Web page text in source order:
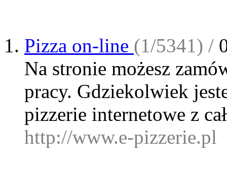
Pizza on-line (1/5341) /
Na stronie możesz
pracy. Gdziekolwiek
pizzerie internetowe z
http://www.e-pizzerie.pl